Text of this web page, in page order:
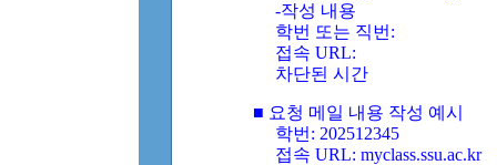
-작성 내용
학번 또는 직번:
접속 URL:
차단된 시간
■ 요청 메일 내용 작성 예시
학번: 202512345
접속 URL: myclass.ssu.ac.kr